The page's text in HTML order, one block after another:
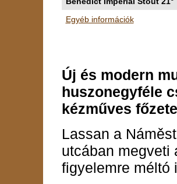
Egyéb információk
Új és modern
huszonegyféle
kézműves
Lassan a
utcában megveti
figyelemre méltó